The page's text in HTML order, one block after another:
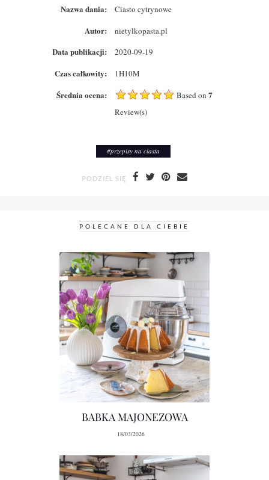
Nazwa dania: Ciasto cytrynowe
Autor: nietylkopasta.pl
Data publikacji: 2020-09-19
Czas całkowity: 1H10M
Średnia ocena: Based on 7
Review(s)
#przepisy na ciasta
PODZIEL SIĘ
POLECANE DLA CIEBIE
BABKA MAJONEZOWA
18/03/2026